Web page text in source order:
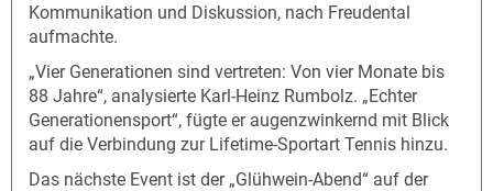
Kommunikation und Diskussion, nach Freudental
aufmachte.
„Vier Generationen sind vertreten: Von vier Monate bis
88 Jahre“, analysierte Karl-Heinz Rumbolz. „Echter
Generationensport“, fügte er augenzwinkernd mit Blick
auf die Verbindung zur Lifetime-Sportart Tennis hinzu.
Das nächste Event ist der „Glühwein-Abend“ auf der